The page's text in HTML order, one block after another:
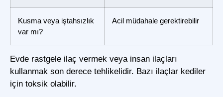
Kusma veya iştahsızlık
var mı?
Acil müdahale gerektirebilir
Evde rastgele ilaç vermek veya insan ilaçları
kullanmak son derece tehlikelidir. Bazı ilaçlar kediler
için toksik olabilir.